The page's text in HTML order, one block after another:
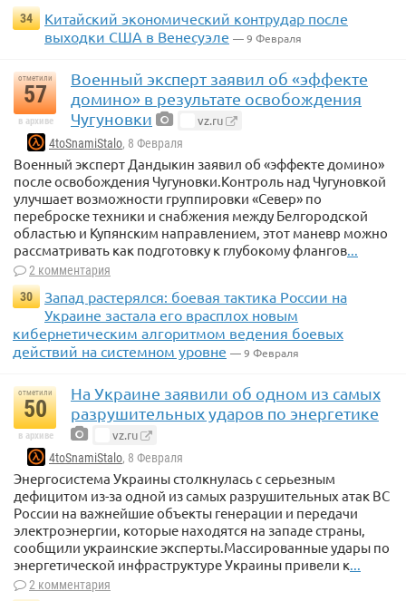
34
Китайский экономический контрудар после
выходки США в Венесуэле — 9 Февраля
отметили
57
в архиве
Военный эксперт заявил об «эффекте
домино» в результате освобождения
Чугуновки
vz.ru
4toSnamiStalo, 8 Февраля
Военный эксперт Дандыкин заявил об «эффекте домино»
после освобождения Чугуновки.Контроль над Чугуновкой
улучшает возможности группировки «Север» по
переброске техники и снабжения между Белгородской
областью и Купянским направлением, этот маневр можно
рассматривать как подготовку к глубокому флангов...
2 комментария
30
Запад растерялся: боевая тактика России на
Украине застала его врасплох новым
кибернетическим алгоритмом ведения боевых
действий на системном уровне — 9 Февраля
отметили
50
в архиве
На Украине заявили об одном из самых
разрушительных ударов по энергетике
vz.ru
4toSnamiStalo, 8 Февраля
Энергосистема Украины столкнулась с серьезным
дефицитом из-за одной из самых разрушительных атак ВС
России на важнейшие объекты генерации и передачи
электроэнергии, которые находятся на западе страны,
сообщили украинские эксперты.Массированные удары по
энергетической инфраструктуре Украины привели к...
2 комментария